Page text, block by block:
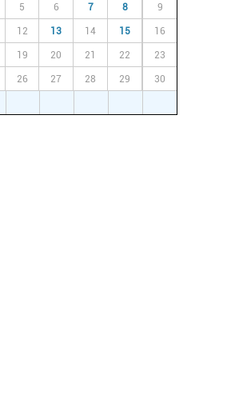
5 6 7 8 9
12 13 14 15 16
19 20 21 22 23
26 27 28 29 30